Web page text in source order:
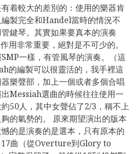
着較大的差別的：使用的樂器肯
製完全和Handel當時的情況不
鍵琴。其實如果要真本的演奏
用非常重要，絕對是不可少的。
一樣，有管風琴的演奏。（這
的編製可以很靈活的，我手裡這
樂聲部，加上一個或者多個合唱
Messiah選曲的時候往往使用一
50人，其中女聲佔了2/3，稱不上
的氣勢的。 原來期望演出的版本
的是演奏的是選本，只有原本的
17曲（從Overture到Glory to